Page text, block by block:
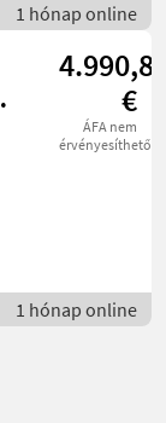
1 hónap online
€
ÁFA nem
érvényesíthető
1 hónap online